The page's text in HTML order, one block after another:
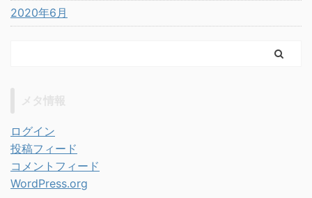
2020年6月
ログイン
投稿フィード
コメントフィード
WordPress.org